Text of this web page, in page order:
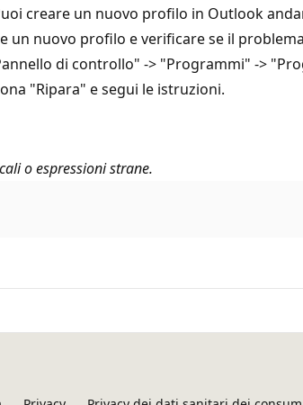
creare un nuovo profilo in Outlook
nuovo profilo e verificare se il
di controllo" -> "Programmi" ->
"Ripara" e segui le istruzioni.
o espressioni strane.